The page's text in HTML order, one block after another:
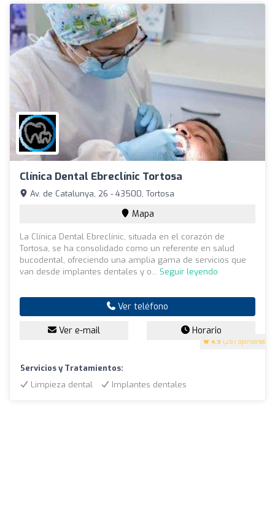
Clínica Dental Ebreclínic Tortosa
4.9 (287 opiniones)
Av. de Catalunya, 26 - 43500, Tortosa
Mapa
La Clínica Dental Ebreclínic, situada en el corazón de
Tortosa, se ha consolidado como un referente en salud
bucodental, ofreciendo una amplia gama de servicios que
van desde implantes dentales y o... Seguir leyendo
Ver teléfono
Ver e-mail Horario
Servicios y Tratamientos:
Limpieza dental
Implantes dentales